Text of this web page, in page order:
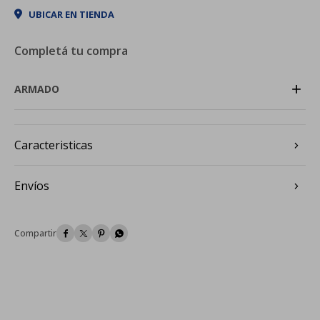
UBICAR EN TIENDA
Completá tu compra
ARMADO +
Caracteristicas
Envíos
   